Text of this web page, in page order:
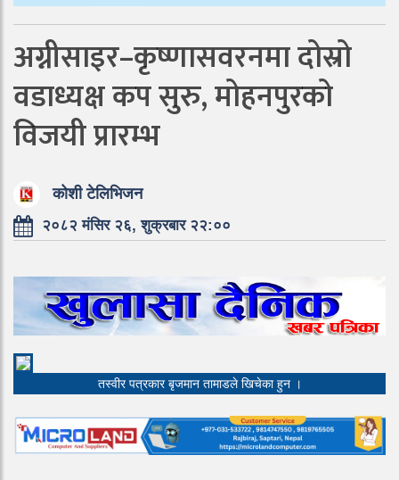
अग्नीसाइर–कृष्णासवरनमा दोस्रो
वडाध्यक्ष कप सुरु, मोहनपुरको
विजयी प्रारम्भ
कोशी टेलिभिजन
२०८२ मंसिर २६, शुक्रबार २२:००
तस्वीर पत्रकार बृजमान तामाडले खिचेका हुन ।